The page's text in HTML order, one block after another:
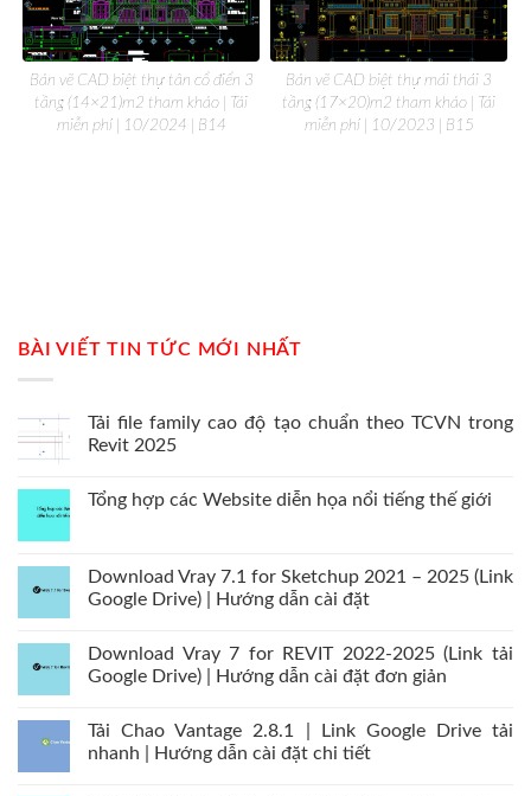
Bản vẽ CAD biệt thự tân cổ điển 3
tầng (14×21)m2 tham khảo | Tải
miễn phí | 10/2024 | B14
Bản vẽ CAD biệt thự mái thái 3
tầng (17×20)m2 tham khảo | Tải
miễn phí | 10/2023 | B15
BÀI VIẾT TIN TỨC MỚI NHẤT
Tải file family cao độ tạo chuẩn theo TCVN trong
Revit 2025
Tổng hợp các Website diễn họa nổi tiếng thế giới
Download Vray 7.1 for Sketchup 2021 – 2025 (Link
Google Drive) | Hướng dẫn cài đặt
Download Vray 7 for REVIT 2022-2025 (Link tải
Google Drive) | Hướng dẫn cài đặt đơn giản
Tải Chao Vantage 2.8.1 | Link Google Drive tải
nhanh | Hướng dẫn cài đặt chi tiết